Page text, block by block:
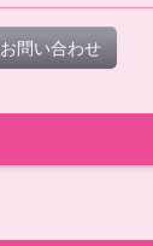
お問い合わせ